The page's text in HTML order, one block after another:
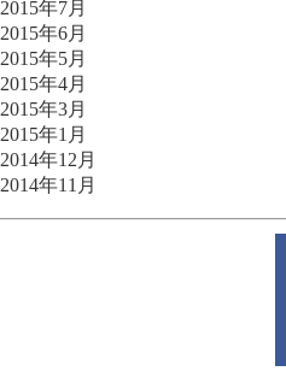
2015年7月
2015年6月
2015年5月
2015年4月
2015年3月
2015年1月
2014年12月
2014年11月